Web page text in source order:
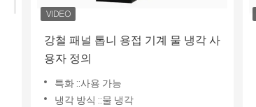
강철 패널 톱니 용접 기계 물 냉각 사
용자 정의
특화 ::사용 가능
냉각 방식 ::물 냉각